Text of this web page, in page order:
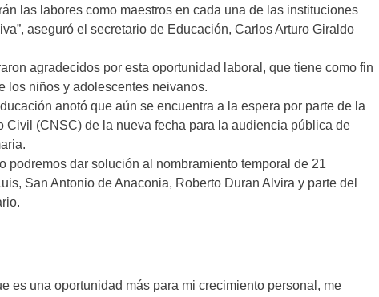
las labores como maestros en cada una de las instituciones
aseguró el secretario de Educación, Carlos Arturo Giraldo
agradecidos por esta oportunidad laboral, que tiene como fin
los niños y adolescentes neivanos.
anotó que aún se encuentra a la espera por parte de la
Civil (CNSC) de la nueva fecha para la audiencia pública de
podremos dar solución al nombramiento temporal de 21
San Antonio de Anaconia, Roberto Duran Alvira y parte del
es una oportunidad más para mi crecimiento personal, me